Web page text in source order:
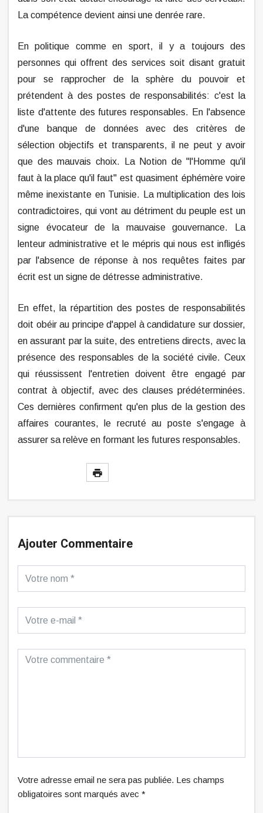
La compétence devient ainsi une denrée rare.
En politique comme en sport, il y a toujours des
personnes qui offrent des services soit disant gratuit
pour se rapprocher de la sphère du pouvoir et
prétendent à des postes de responsabilités: c'est la
liste d'attente des futures responsables. En l'absence
d'une banque de données avec des critères de
sélection objectifs et transparents, il ne peut y avoir
que des mauvais choix. La Notion de "l'Homme qu'il
faut à la place qu'il faut" est quasiment éphémère voire
même inexistante en Tunisie. La multiplication des lois
contradictoires, qui vont au détriment du peuple est un
signe évocateur de la mauvaise gouvernance. La
lenteur administrative et le mépris qui nous est infligés
par l'absence de réponse à nos requêtes faites par
écrit est un signe de détresse administrative.
En effet, la répartition des postes de responsabilités
doit obéir au principe d'appel à candidature sur dossier,
en assurant par la suite, des entretiens directs, avec la
présence des responsables de la société civile. Ceux
qui réussissent l'entretien doivent être engagé par
contrat à objectif, avec des clauses prédéterminées.
Ces dernières confirment qu'en plus de la gestion des
affaires courantes, le recruté au poste s'engage à
assurer sa relève en formant les futures responsables.
Ajouter Commentaire
Votre adresse email ne sera pas publiée. Les champs
obligatoires sont marqués avec *